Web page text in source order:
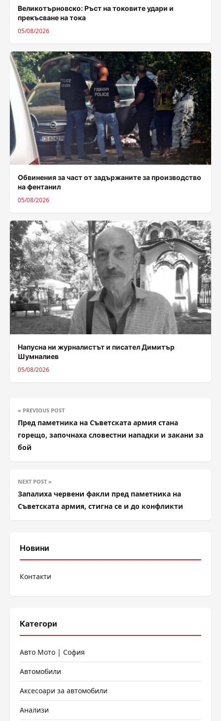
Великотърновско: Ръст на токовите удари и
прекъсване на тока
05/08/2026
Обвинения за част от задържаните за производство
на фентанил
05/08/2026
Напусна ни журналистът и писател Димитър
Шумналиев
05/08/2026
« PREVIOUS POST
Пред паметника на Съветската армия стана
горещо, започнаха словестни нападки и закани за
бой
NEXT POST »
Запалиха червени факли пред паметника на
Съветската армия, стигна се и до конфликти
Новини
Контакти
Категори
Авто Мото | София
Автомобили
Аксесоари за автомобили
Анализи